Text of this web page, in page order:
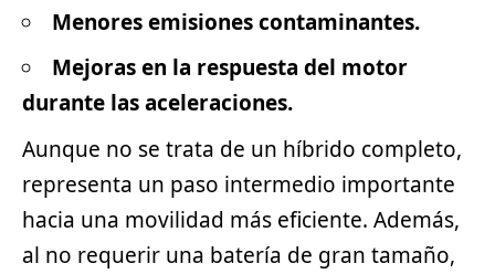
Menores emisiones contaminantes.
Mejoras en la respuesta del motor
durante las aceleraciones.
Aunque no se trata de un híbrido completo,
representa un paso intermedio importante
hacia una movilidad más eficiente. Además,
al no requerir una batería de gran tamaño,